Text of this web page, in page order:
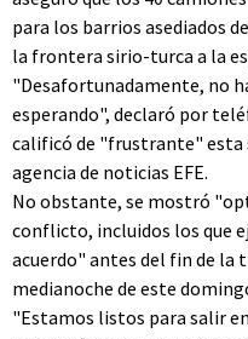
para los barrios asediados
la frontera sirio-turca a la
"Desafortunadamente, no
esperando", declaró por
calificó de "frustrante" esta
agencia de noticias EFE.
No obstante, se mostró
conflicto, incluidos los que
acuerdo" antes del fin de la
medianoche de este
"Estamos listos para salir